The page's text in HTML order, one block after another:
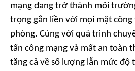
mạng đang trở thành môi
trọng gắn liền với mọi mặt công
phòng. Cùng với quá trình
tấn công mạng và mất an toàn
tăng cả về số lượng lẫn mức